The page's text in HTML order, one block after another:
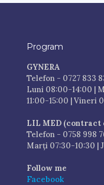
Program
GYNERA
Telefon - 0727 833
Luni 08:00-14:00 |
11:00-15:00 | Vineri
LIL MED (contract
Telefon - 0758 998
Marți 07:30-10:30 |
Follow me
Facebook